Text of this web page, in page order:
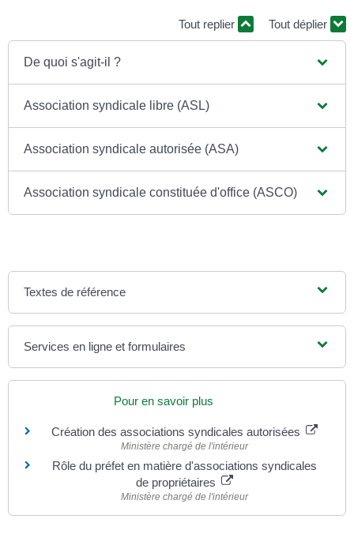
Tout replier Tout déplier
De quoi s'agit-il ?
Association syndicale libre (ASL)
Association syndicale autorisée (ASA)
Association syndicale constituée d'office (ASCO)
Textes de référence
Services en ligne et formulaires
Pour en savoir plus
Création des associations syndicales autorisées
Ministère chargé de l'intérieur
Rôle du préfet en matière d'associations syndicales
de propriétaires
Ministère chargé de l'intérieur